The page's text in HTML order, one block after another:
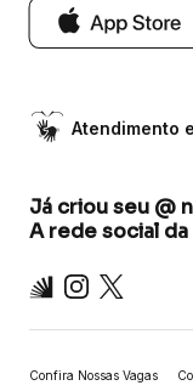
Atendimento
Já criou seu @
A rede social
Inter Instagram
X
Confira Nossas Vagas